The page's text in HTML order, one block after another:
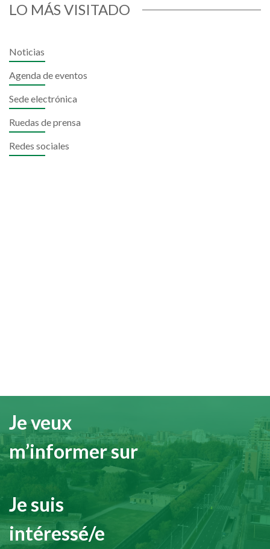
LO MÁS VISITADO
Noticias
Agenda de eventos
Sede electrónica
Ruedas de prensa
Redes sociales
Je veux
m’informer sur
Je suis
intéressé/e